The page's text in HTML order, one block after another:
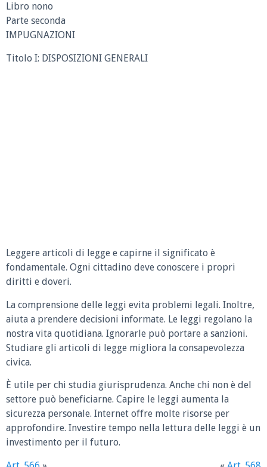
Libro nono
Parte seconda
IMPUGNAZIONI
Titolo I: DISPOSIZIONI GENERALI
Leggere articoli di legge e capirne il significato è
fondamentale. Ogni cittadino deve conoscere i propri
diritti e doveri.
La comprensione delle leggi evita problemi legali. Inoltre,
aiuta a prendere decisioni informate. Le leggi regolano la
nostra vita quotidiana. Ignorarle può portare a sanzioni.
Studiare gli articoli di legge migliora la consapevolezza
civica.
È utile per chi studia giurisprudenza. Anche chi non è del
settore può beneficiarne. Capire le leggi aumenta la
sicurezza personale. Internet offre molte risorse per
approfondire. Investire tempo nella lettura delle leggi è un
investimento per il futuro.